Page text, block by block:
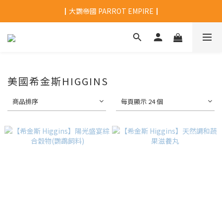
┃大鸚帝國 PARROT EMPIRE┃
美國希金斯HIGGINS
商品排序 每頁顯示 24 個